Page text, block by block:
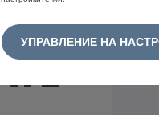
УПРАВЛЕНИЕ НА